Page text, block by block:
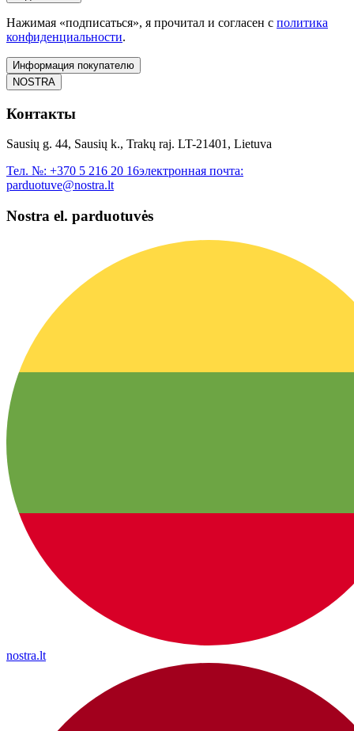
Нажимая «подписаться», я прочитал и согласен с политика
конфиденциальности.
Информация покупателю
NOSTRA
Контакты
Sausių g. 44, Sausių k., Trakų raj. LT-21401, Lietuva
Тел. №: +370 5 216 20 16электронная почта:
parduotuve@nostra.lt
Nostra el. parduotuvės
nostra.lt